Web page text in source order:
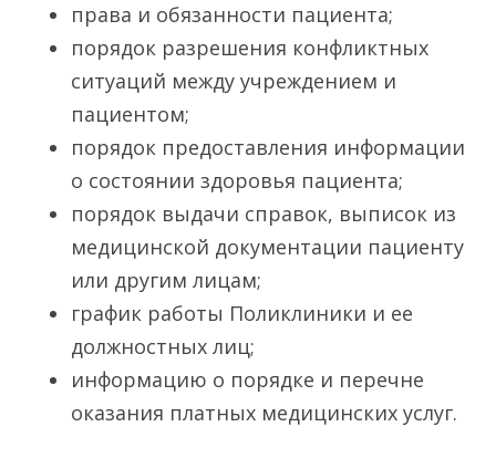
права и обязанности пациента;
порядок разрешения конфликтных
ситуаций между учреждением и
пациентом;
порядок предоставления информации
о состоянии здоровья пациента;
порядок выдачи справок, выписок из
медицинской документации пациенту
или другим лицам;
график работы Поликлиники и ее
должностных лиц;
информацию о порядке и перечне
оказания платных медицинских услуг.